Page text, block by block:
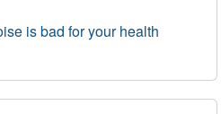
is bad for your health